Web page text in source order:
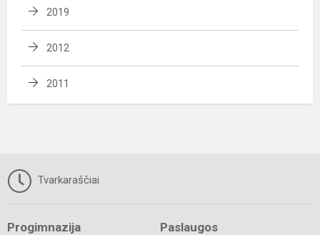
2019
2012
2011
Tvarkaraščiai
Progimnazija Paslaugos